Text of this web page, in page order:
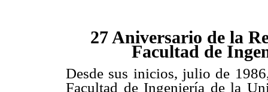
27 Aniversario de la
Facultad de
Desde sus inicios, julio de
Facultad de Ingeniería de la